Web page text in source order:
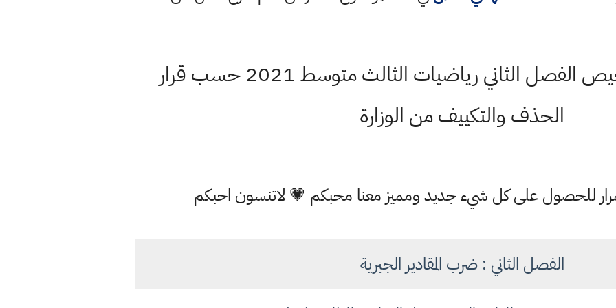
اوراق دفتر شرح وتلخيص الفصل الثاني رياضيات الثالث متوسط 2021 حسب قرار
الحذف والتكييف من الوزارة
للحصول على كل شيء جديد ومميز معنا محبكم 💗 لاتنسون احبكم
الفصل الثاني : ضرب المقادير الجبرية